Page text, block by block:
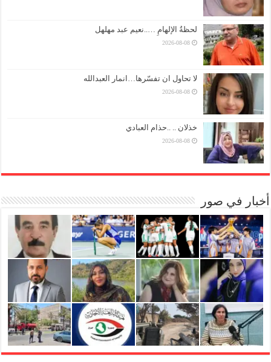
لحظةُ الإلهامِ …..نعيم عبد مهلهل
2026-08-08
لا تحاول ان تفسّرها…انمار العبدالله
2026-08-08
خذلان .. ..حذام العبادي
2026-08-08
أخبار في صور